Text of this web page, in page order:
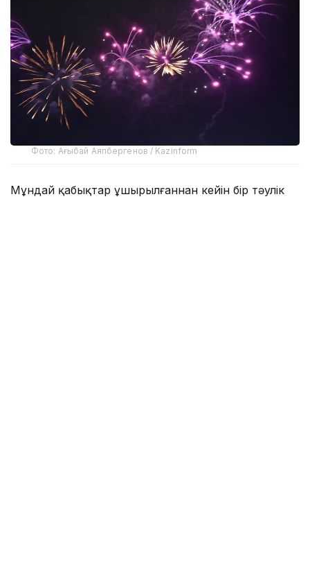
Фото: Ағыбай Аяпбергенов / Kazinform
Мұндай қабықтар ұшырылғаннан кейін бір тәулік